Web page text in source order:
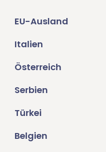
EU-Ausland
Italien
Österreich
Serbien
Türkei
Belgien